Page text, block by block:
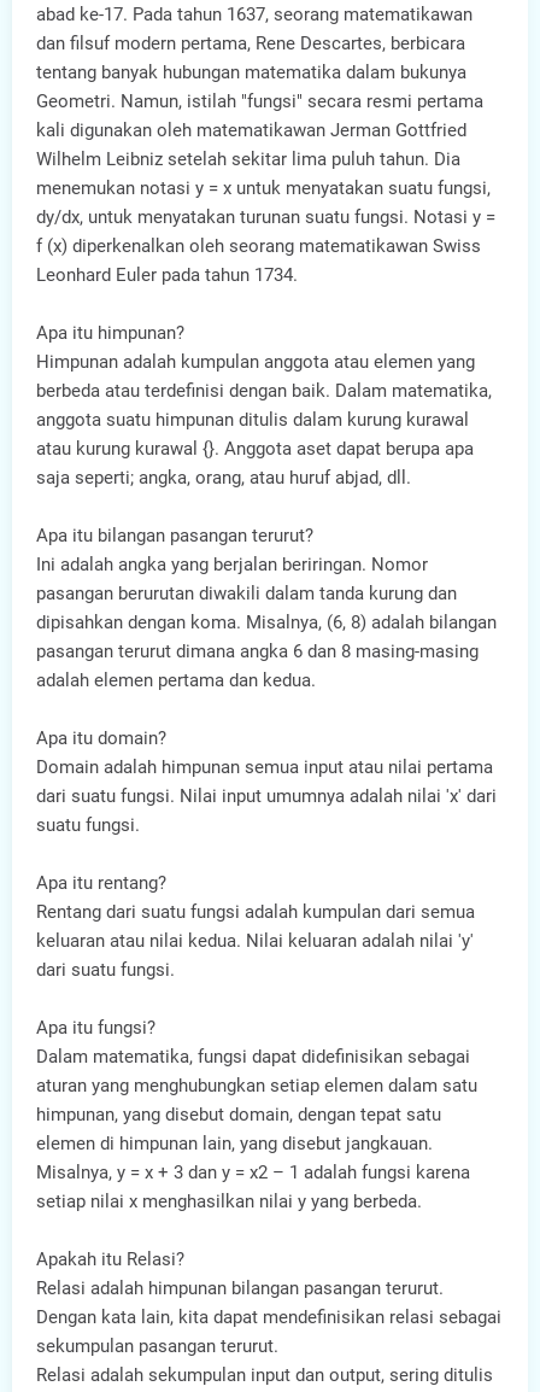
abad ke-17. Pada tahun 1637, seorang matematikawan
dan filsuf modern pertama, Rene Descartes, berbicara
tentang banyak hubungan matematika dalam bukunya
Geometri. Namun, istilah "fungsi" secara resmi pertama
kali digunakan oleh matematikawan Jerman Gottfried
Wilhelm Leibniz setelah sekitar lima puluh tahun. Dia
menemukan notasi y = x untuk menyatakan suatu fungsi,
dy/dx, untuk menyatakan turunan suatu fungsi. Notasi y =
f (x) diperkenalkan oleh seorang matematikawan Swiss
Leonhard Euler pada tahun 1734.
Apa itu himpunan?
Himpunan adalah kumpulan anggota atau elemen yang
berbeda atau terdefinisi dengan baik. Dalam matematika,
anggota suatu himpunan ditulis dalam kurung kurawal
atau kurung kurawal {}. Anggota aset dapat berupa apa
saja seperti; angka, orang, atau huruf abjad, dll.
Apa itu bilangan pasangan terurut?
Ini adalah angka yang berjalan beriringan. Nomor
pasangan berurutan diwakili dalam tanda kurung dan
dipisahkan dengan koma. Misalnya, (6, 8) adalah bilangan
pasangan terurut dimana angka 6 dan 8 masing-masing
adalah elemen pertama dan kedua.
Apa itu domain?
Domain adalah himpunan semua input atau nilai pertama
dari suatu fungsi. Nilai input umumnya adalah nilai 'x' dari
suatu fungsi.
Apa itu rentang?
Rentang dari suatu fungsi adalah kumpulan dari semua
keluaran atau nilai kedua. Nilai keluaran adalah nilai 'y'
dari suatu fungsi.
Apa itu fungsi?
Dalam matematika, fungsi dapat didefinisikan sebagai
aturan yang menghubungkan setiap elemen dalam satu
himpunan, yang disebut domain, dengan tepat satu
elemen di himpunan lain, yang disebut jangkauan.
Misalnya, y = x + 3 dan y = x2 – 1 adalah fungsi karena
setiap nilai x menghasilkan nilai y yang berbeda.
Apakah itu Relasi?
Relasi adalah himpunan bilangan pasangan terurut.
Dengan kata lain, kita dapat mendefinisikan relasi sebagai
sekumpulan pasangan terurut.
Relasi adalah sekumpulan input dan output, sering ditulis